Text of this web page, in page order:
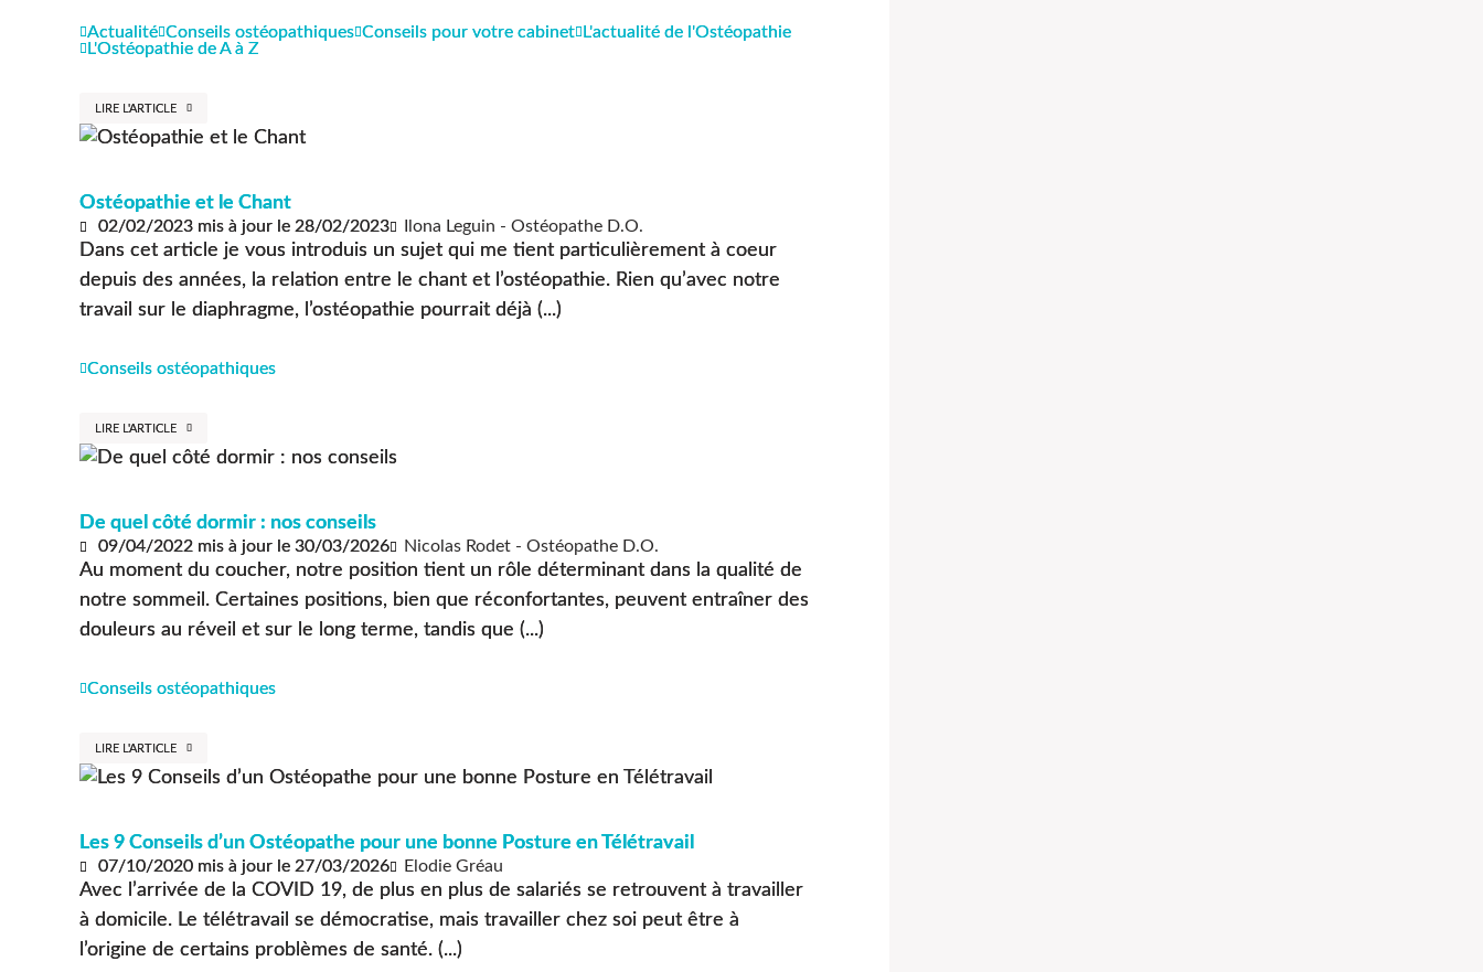
Actualité Conseils ostéopathiques Conseils pour votre cabinet
L'actualité de l'Ostéopathie
L'Ostéopathie de A à Z
LIRE L'ARTICLE
Ostéopathie et le Chant
02/02/2023mis à jour le 28/02/2023 Ilona Leguin - Ostéopathe D.O.
Dans cet article je vous introduis un sujet qui me tient particulièrement à coeur
depuis des années, la relation entre le chant et l’ostéopathie. Rien qu’avec notre
travail sur le diaphragme, l’ostéopathie pourrait déjà (...)
Conseils ostéopathiques
LIRE L'ARTICLE
De quel côté dormir : nos conseils
09/04/2022mis à jour le 30/03/2026 Nicolas Rodet - Ostéopathe D.O.
Au moment du coucher, notre position tient un rôle déterminant dans la qualité de
notre sommeil. Certaines positions, bien que réconfortantes, peuvent entraîner des
douleurs au réveil et sur le long terme, tandis que (...)
Conseils ostéopathiques
LIRE L'ARTICLE
Les 9 Conseils d’un Ostéopathe pour une bonne Posture en Télétravail
07/10/2020mis à jour le 27/03/2026 Elodie Gréau
Avec l’arrivée de la COVID 19, de plus en plus de salariés se retrouvent à travailler
à domicile. Le télétravail se démocratise, mais travailler chez soi peut être à
l’origine de certains problèmes de santé. (...)